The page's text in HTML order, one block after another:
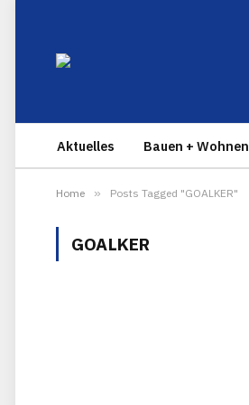
Aktuelles Bauen + Wohnen
Home » Posts Tagged "GOALKER"
GOALKER